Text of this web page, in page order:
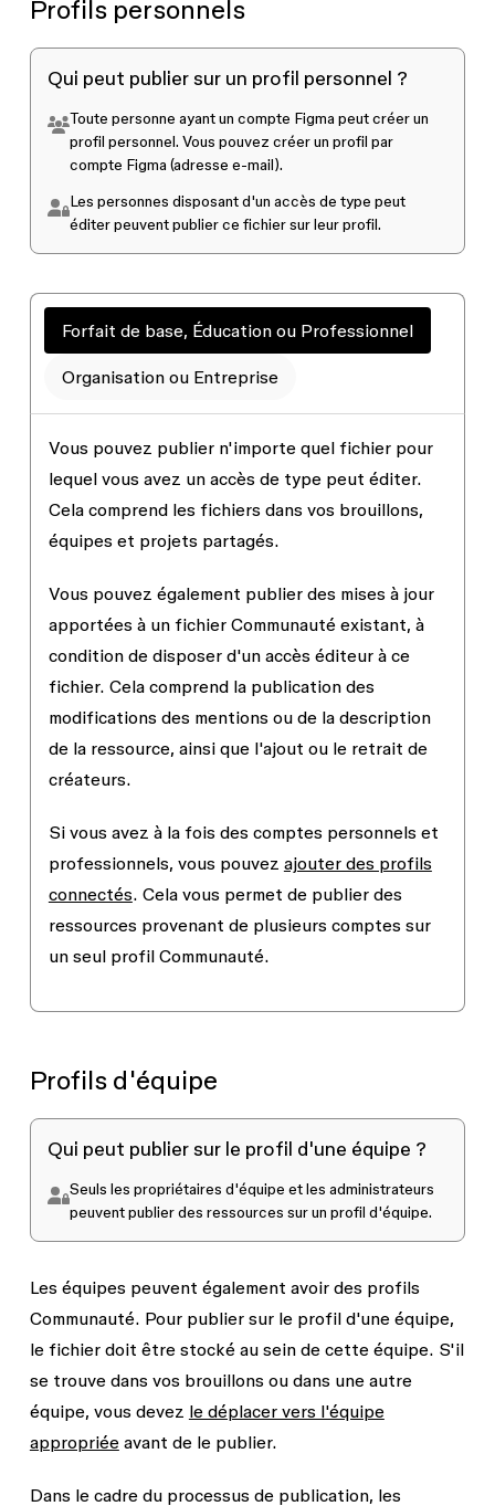
Profils personnels
Qui peut publier sur un profil personnel ?
Toute personne ayant un compte Figma peut créer un
profil personnel. Vous pouvez créer un profil par
compte Figma (adresse e-mail).
Les personnes disposant d'un accès de type peut
éditerpeuvent publier ce fichier sur leur profil.
Forfait de base, Éducation ou Professionnel
Organisation ou Entreprise
Vous pouvez publier n'importe quel fichier pour
lequel vous avez un accès de type peut éditer.
Cela comprend les fichiers dans vos brouillons,
équipes et projets partagés.
Vous pouvez également publier des mises à jour
apportées à un fichier Communauté existant, à
condition de disposer d'un accès éditeur à ce
fichier. Cela comprend la publication des
modifications des mentions ou de la description
de la ressource, ainsi que l'ajout ou le retrait de
créateurs.
Si vous avez à la fois des comptes personnels et
professionnels, vous pouvez ajouter des profils
connectés. Cela vous permet de publier des
ressources provenant de plusieurs comptes sur
un seul profil Communauté.
Profils d'équipe
Qui peut publier sur le profil d'une équipe ?
Seuls les propriétaires d'équipe et les administrateurs
peuvent publier des ressources sur un profil d'équipe.
Les équipes peuvent également avoir des profils
Communauté. Pour publier sur le profil d'une équipe,
le fichier doit être stocké au sein de cette équipe. S'il
se trouve dans vos brouillons ou dans une autre
équipe, vous devez le déplacer vers l'équipe
appropriéeavant de le publier.
Dans le cadre du processus de publication, les